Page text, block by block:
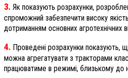
3. Як показують розрахунки,
спроможний забезпечити високу
дотриманням основних агротехнічних
4. Проведені розрахунки показують,
можна агрегатувати з тракторами
працюватиме в режимі, близькому до